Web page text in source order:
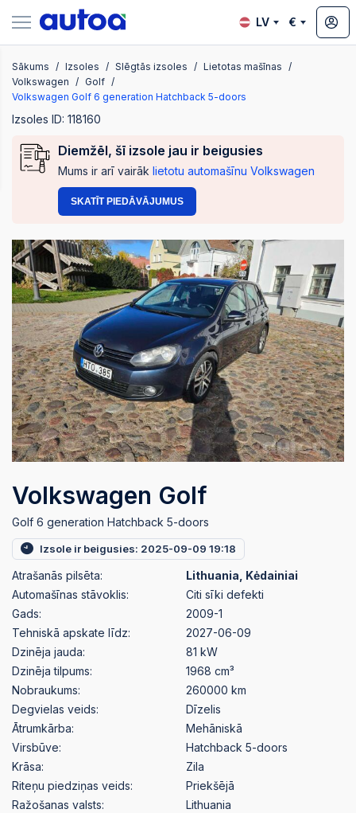
LV €
Sākums Izsoles Slēgtās izsoles
Lietotas mašīnas
Volkswagen
Golf
Volkswagen Golf 6 generation Hatchback 5-doors
Izsoles ID: 118160
Diemžēl, šī izsole jau ir beigusies
Mums ir arī vairāk lietotu automašīnu Volkswagen
SKATĪT PIEDĀVĀJUMUS
Volkswagen Golf
Golf 6 generation Hatchback 5-doors
Izsole ir beigusies: 2025-09-09 19:18
Atrašanās pilsēta:
Lithuania, Kėdainiai
Automašīnas stāvoklis:
Citi sīki defekti
Gads:
2009-1
Tehniskā apskate līdz:
2027-06-09
Dzinēja jauda:
81 kW
Dzinēja tilpums:
1968 cm³
Nobraukums:
260000 km
Degvielas veids:
Dīzelis
Ātrumkārba:
Mehāniskā
Virsbūve:
Hatchback 5-doors
Krāsa:
Zila
Riteņu piedziņas veids:
Priekšējā
Ražošanas valsts:
Lithuania